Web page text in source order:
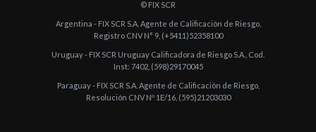
© FIX SCR
Argentina - FIX SCR S.A. Agente de Calificación de Riesgo,
Registro CNV N° 9, (+5411)52358100
Uruguay - FIX SCR Uruguay Calificadora de Riesgo S.A., Cod.
Inst: 7402, (598)29170045
Paraguay - FIX SCR S.A. Agente de Calificación de Riesgo,
Resolución CNV Nº 1E/16, (595)21203030